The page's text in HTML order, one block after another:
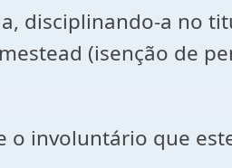
a no
(isenção de
o involuntário que